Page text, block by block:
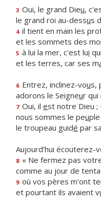
3 Oui, le grand Dieu,
le grand roi au-dessus
4 il tient en main les
et les sommets des
5 à lui la mer, c'est lui
et les terres, car ses m
6 Entrez, inclinez-vous,
adorons le Seigneur qui
7 Oui, il est notre Dieu ;
nous sommes le peu
le troupeau guidé par
Aujourd'hui écouterez-
8 « Ne fermez pas
comme au jour de
9 où vos pères m'ont
et pourtant ils avaient v